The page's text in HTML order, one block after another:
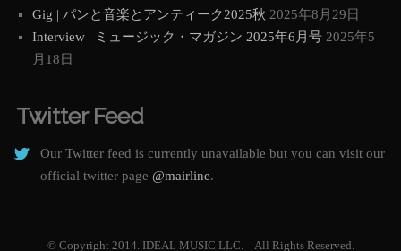
Gig | パンと音楽とアンティーク2025秋 2025年8月29日
Interview | ミュージック・マガジン 2025年6月号 2025年5
月18日
Twitter Feed
Our Twitter feed is currently unavailable but you can visit our
official twitter page @mairline.
© Copyright 2014. IDEAL MUSIC LLC. All Rights Reserved.